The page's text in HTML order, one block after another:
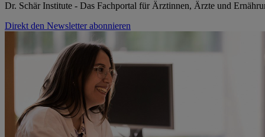
Dr. Schär Institute - Das Fachportal für Ärztinnen, Ärzte und
Direkt den Newsletter abonnieren